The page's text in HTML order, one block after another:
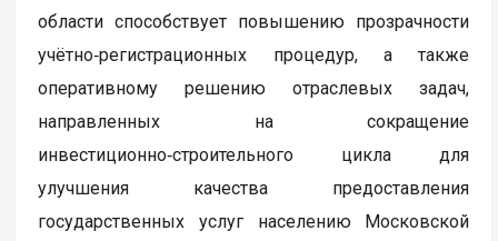
области способствует повышению прозрачности
учётно‑регистрационных процедур, а также
оперативному решению отраслевых задач,
направленных на сокращение
инвестиционно‑строительного цикла для
улучшения качества предоставления
государственных услуг населению Московской